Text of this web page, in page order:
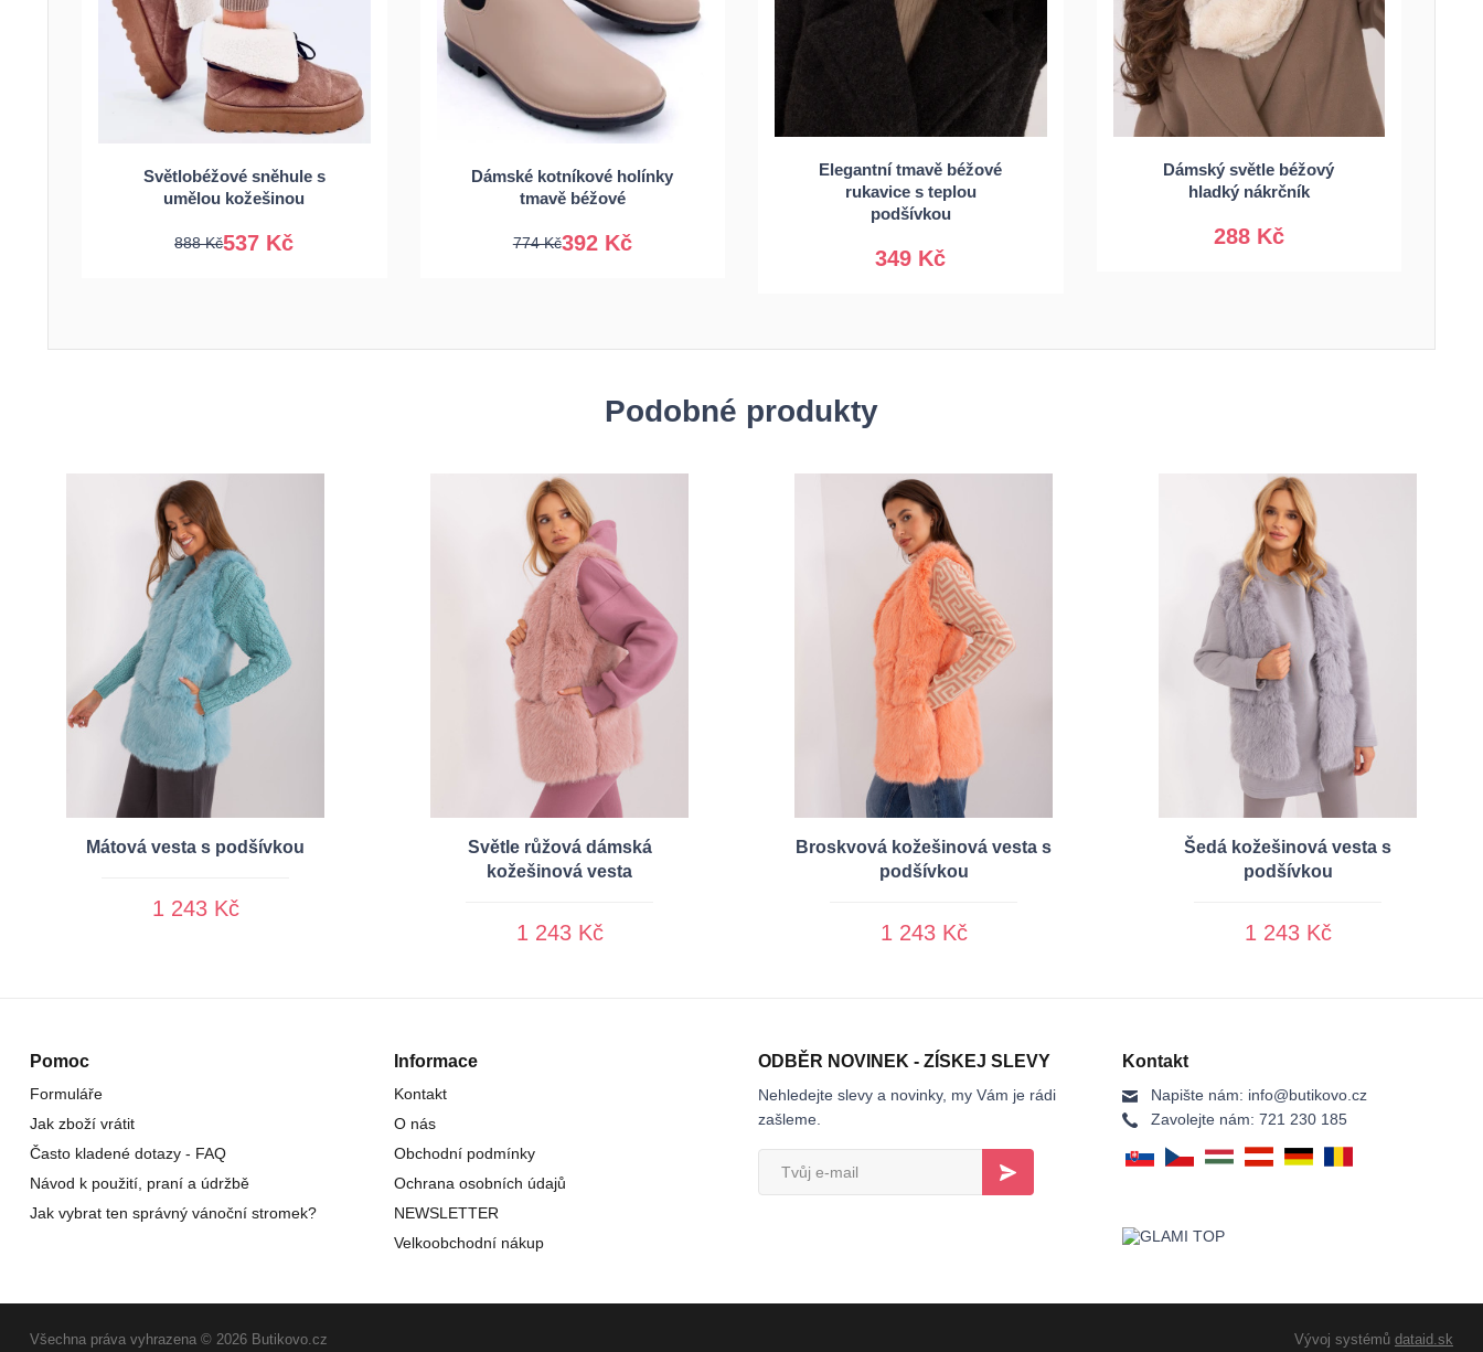
Světlobéžové sněhule s
umělou kožešinou
537 Kč
888 Kč
37 38 39
40 41
Dámské kotníkové holínky
tmavě béžové
392 Kč
774 Kč
37 38 39 40
Elegantní tmavě béžové
rukavice s teplou
podšívkou
349 Kč
S/M L/XL
Dámský světle béžový
hladký nákrčník
288 Kč
Univerzální
Podobné produkty
Mátová vesta s podšívkou
1 243 Kč
Světle růžová dámská
kožešinová vesta
1 243 Kč
Broskvová kožešinová vesta s
podšívkou
1 243 Kč
Šedá kožešinová vesta s
podšívkou
1 243 Kč
Pomoc
Formuláře
Jak zboží vrátit
Často kladené dotazy - FAQ
Návod k použití, praní a údržbě
Jak vybrat ten správný vánoční stromek?
Informace
Kontakt
O nás
Obchodní podmínky
Ochrana osobních údajů
NEWSLETTER
Velkoobchodní nákup
ODBĚR NOVINEK - ZÍSKEJ SLEVY
Nehledejte slevy a novinky, my Vám je rádi
zašleme.
Kontakt
Napište nám: info@butikovo.cz
Zavolejte nám: 721 230 185
Všechna práva vyhrazena © 2026 Butikovo.cz Vývoj systémů dataid.sk